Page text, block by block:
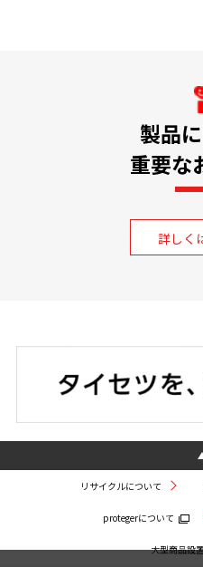
製品
重要な
詳しく
リサイクルについて
protegerについて
大型商品設